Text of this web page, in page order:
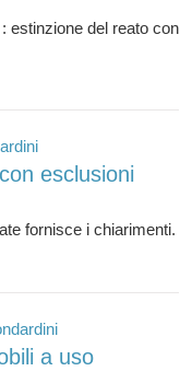
estinzione del reato con
esclusioni
a uso